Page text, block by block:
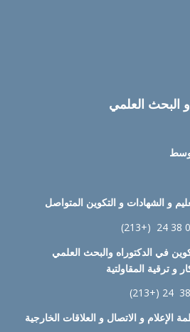
و البحث العلمي
و الشهادات و التكوين المتواصل
في الدكتوراه والبحث العلمي
و ترقية المقاولتية
الإعلام و الاتصال و العلاقات الخارجية